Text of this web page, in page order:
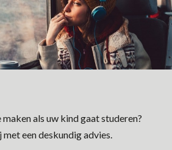
als uw kind gaat studeren?
een deskundig advies.